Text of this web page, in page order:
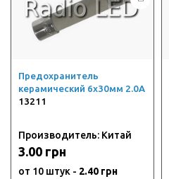
Предохранитель
керамический 6х30мм 2.0А
13211
Производитель: Китай
3.00 грн
от 10 штук - 2.40 грн